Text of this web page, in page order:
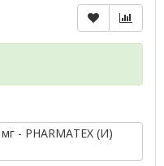
- PHARMATEX (И)